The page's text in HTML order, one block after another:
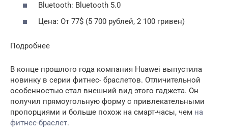
Bluetooth: Bluetooth 5.0
Цена: От 77$ (5 700 рублей, 2 100 гривен)
Подробнее
В конце прошлого года компания Huawei выпустила
новинку в серии фитнес- браслетов. Отличительной
особенностью стал внешний вид этого гаджета. Он
получил прямоугольную форму с привлекательными
пропорциями и больше похож на смарт-часы, чем на
фитнес-браслет.